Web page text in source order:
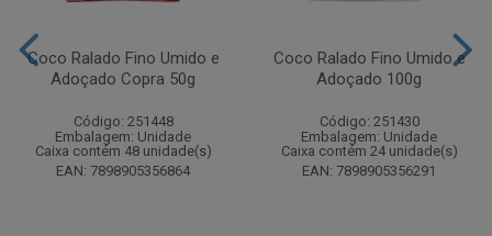
Coco Ralado Fino Umido e
Adoçado Copra 50g
Código: 251448
Embalagem: Unidade
Caixa contém 48 unidade(s)
EAN: 7898905356864
Coco Ralado Fino Umido e
Adoçado 100g
Código: 251430
Embalagem: Unidade
Caixa contém 24 unidade(s)
EAN: 7898905356291